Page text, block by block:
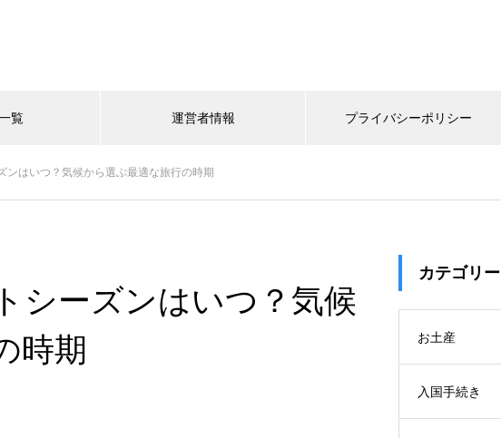
覧 運営者情報 プライバシーポリシー
ンはいつ？気候から選ぶ最適な旅行の時期
シーズンはいつ？気候
時期
カテゴリー
お土産
入国手続き